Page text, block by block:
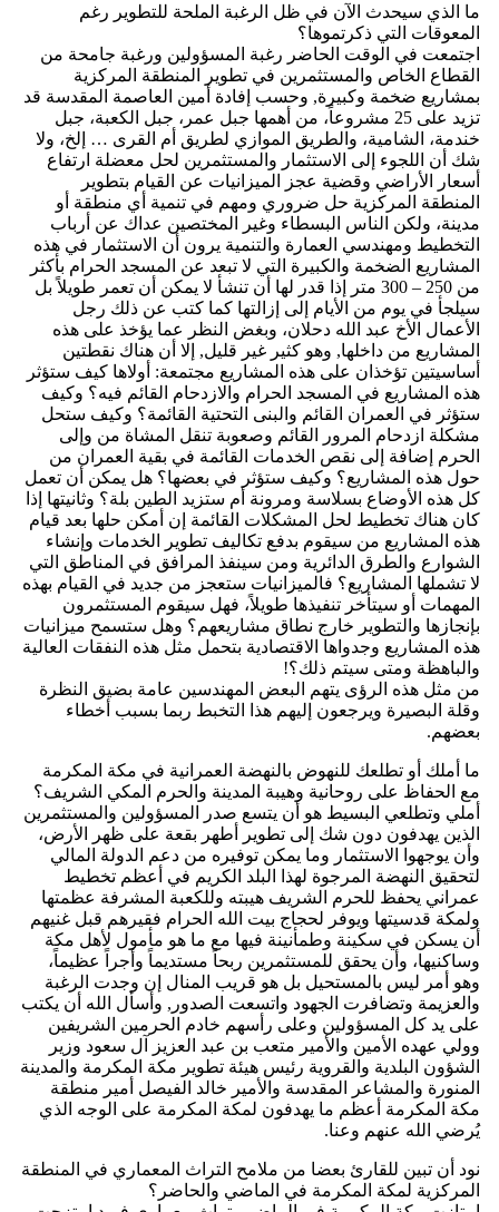
ما الذي سيحدث الآن في ظل الرغبة الملحة للتطوير رغم
المعوقات التي ذكرتموها؟
اجتمعت في الوقت الحاضر رغبة المسؤولين ورغبة جامحة من
القطاع الخاص والمستثمرين في تطوير المنطقة المركزية
بمشاريع ضخمة وكبيرة, وحسب إفادة أمين العاصمة المقدسة قد
تزيد على 25 مشروعاً، من أهمها جبل عمر، جبل الكعبة، جبل
خندمة، الشامية، والطريق الموازي لطريق أم القرى … إلخ، ولا
شك أن اللجوء إلى الاستثمار والمستثمرين لحل معضلة ارتفاع
أسعار الأراضي وقضية عجز الميزانيات عن القيام بتطوير
المنطقة المركزية حل ضروري ومهم في تنمية أي منطقة أو
مدينة، ولكن الناس البسطاء وغير المختصين عداك عن أرباب
التخطيط ومهندسي العمارة والتنمية يرون أن الاستثمار في هذه
المشاريع الضخمة والكبيرة التي لا تبعد عن المسجد الحرام بأكثر
من 250 – 300 متر إذا قدر لها أن تنشأ لا يمكن أن تعمر طويلاً بل
سيلجأ في يوم من الأيام إلى إزالتها كما كتب عن ذلك رجل
الأعمال الأخ عبد الله دحلان، وبغض النظر عما يؤخذ على هذه
المشاريع من داخلها, وهو كثير غير قليل, إلا أن هناك نقطتين
أساسيتين تؤخذان على هذه المشاريع مجتمعة: أولاها كيف ستؤثر
هذه المشاريع في المسجد الحرام والازدحام القائم فيه؟ وكيف
ستؤثر في العمران القائم والبنى التحتية القائمة؟ وكيف ستحل
مشكلة ازدحام المرور القائم وصعوبة تنقل المشاة من وإلى
الحرم إضافة إلى نقص الخدمات القائمة في بقية العمران من
حول هذه المشاريع؟ وكيف ستؤثر في بعضها؟ هل يمكن أن تعمل
كل هذه الأوضاع بسلاسة ومرونة أم ستزيد الطين بلة؟ وثانيتها إذا
كان هناك تخطيط لحل المشكلات القائمة إن أمكن حلها بعد قيام
هذه المشاريع من سيقوم بدفع تكاليف تطوير الخدمات وإنشاء
الشوارع والطرق الدائرية ومن سينفذ المرافق في المناطق التي
لا تشملها المشاريع؟ فالميزانيات ستعجز من جديد في القيام بهذه
المهمات أو سيتأخر تنفيذها طويلاً، فهل سيقوم المستثمرون
بإنجازها والتطوير خارج نطاق مشاريعهم؟ وهل ستسمح ميزانيات
هذه المشاريع وجدواها الاقتصادية بتحمل مثل هذه النفقات العالية
والباهظة ومتى سيتم ذلك؟!
من مثل هذه الرؤى يتهم البعض المهندسين عامة بضيق النظرة
وقلة البصيرة ويرجعون إليهم هذا التخبط ربما بسبب أخطاء
بعضهم.
ما أملك أو تطلعك للنهوض بالنهضة العمرانية في مكة المكرمة
مع الحفاظ على روحانية وهيبة المدينة والحرم المكي الشريف؟
أملي وتطلعي البسيط هو أن يتسع صدر المسؤولين والمستثمرين
الذين يهدفون دون شك إلى تطوير أطهر بقعة على ظهر الأرض،
وأن يوجهوا الاستثمار وما يمكن توفيره من دعم الدولة المالي
لتحقيق النهضة المرجوة لهذا البلد الكريم في أعظم تخطيط
عمراني يحفظ للحرم الشريف هيبته وللكعبة المشرفة عظمتها
ولمكة قدسيتها ويوفر لحجاج بيت الله الحرام فقيرهم قبل غنيهم
أن يسكن في سكينة وطمأنينة فيها مع ما هو مأمول لأهل مكة
وساكنيها، وأن يحقق للمستثمرين ربحاً مستديماً وأجراً عظيماً،
وهو أمر ليس بالمستحيل بل هو قريب المنال إن وجدت الرغبة
والعزيمة وتضافرت الجهود واتسعت الصدور, وأسأل الله أن يكتب
على يد كل المسؤولين وعلى رأسهم خادم الحرمين الشريفين
وولي عهده الأمين والأمير متعب بن عبد العزيز آل سعود وزير
الشؤون البلدية والقروية رئيس هيئة تطوير مكة المكرمة والمدينة
المنورة والمشاعر المقدسة والأمير خالد الفيصل أمير منطقة
مكة المكرمة أعظم ما يهدفون لمكة المكرمة على الوجه الذي
يُرضي الله عنهم وعنا.
نود أن تبين للقارئ بعضا من ملامح التراث المعماري في المنطقة
المركزية لمكة المكرمة في الماضي والحاضر؟